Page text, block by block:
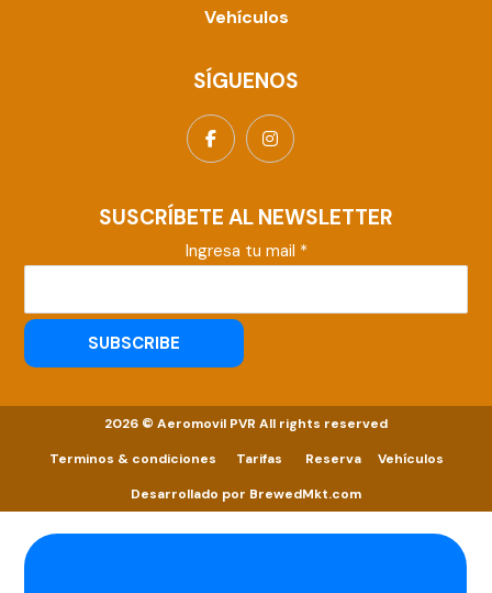
Vehículos
SÍGUENOS
SUSCRÍBETE AL NEWSLETTER
Ingresa tu mail *
2026 © Aeromovil PVR All rights reserved
Terminos & condiciones
Tarifas Reserva
Vehículos
Desarrollado por BrewedMkt.com